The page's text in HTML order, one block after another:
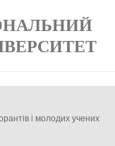
і молодих учених